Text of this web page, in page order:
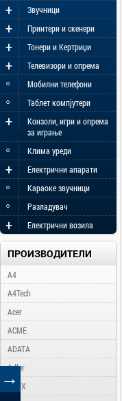
Звучници
+
Принтери и скенери
+
Тонери и Кертриџи
+
Телевизори и опрема
+
Мобилни телефони
◦
Таблет компјутери
◦
Конзоли, игри и опрема
за играње
+
Клима уреди
◦
Електрични апарати
+
Караоке звучници
◦
Разладувач
◦
Електрични возила
+
ПРОИЗВОДИТЕЛИ
A4
A4Tech
Acer
ACME
ADATA
Adler
AFOX
→